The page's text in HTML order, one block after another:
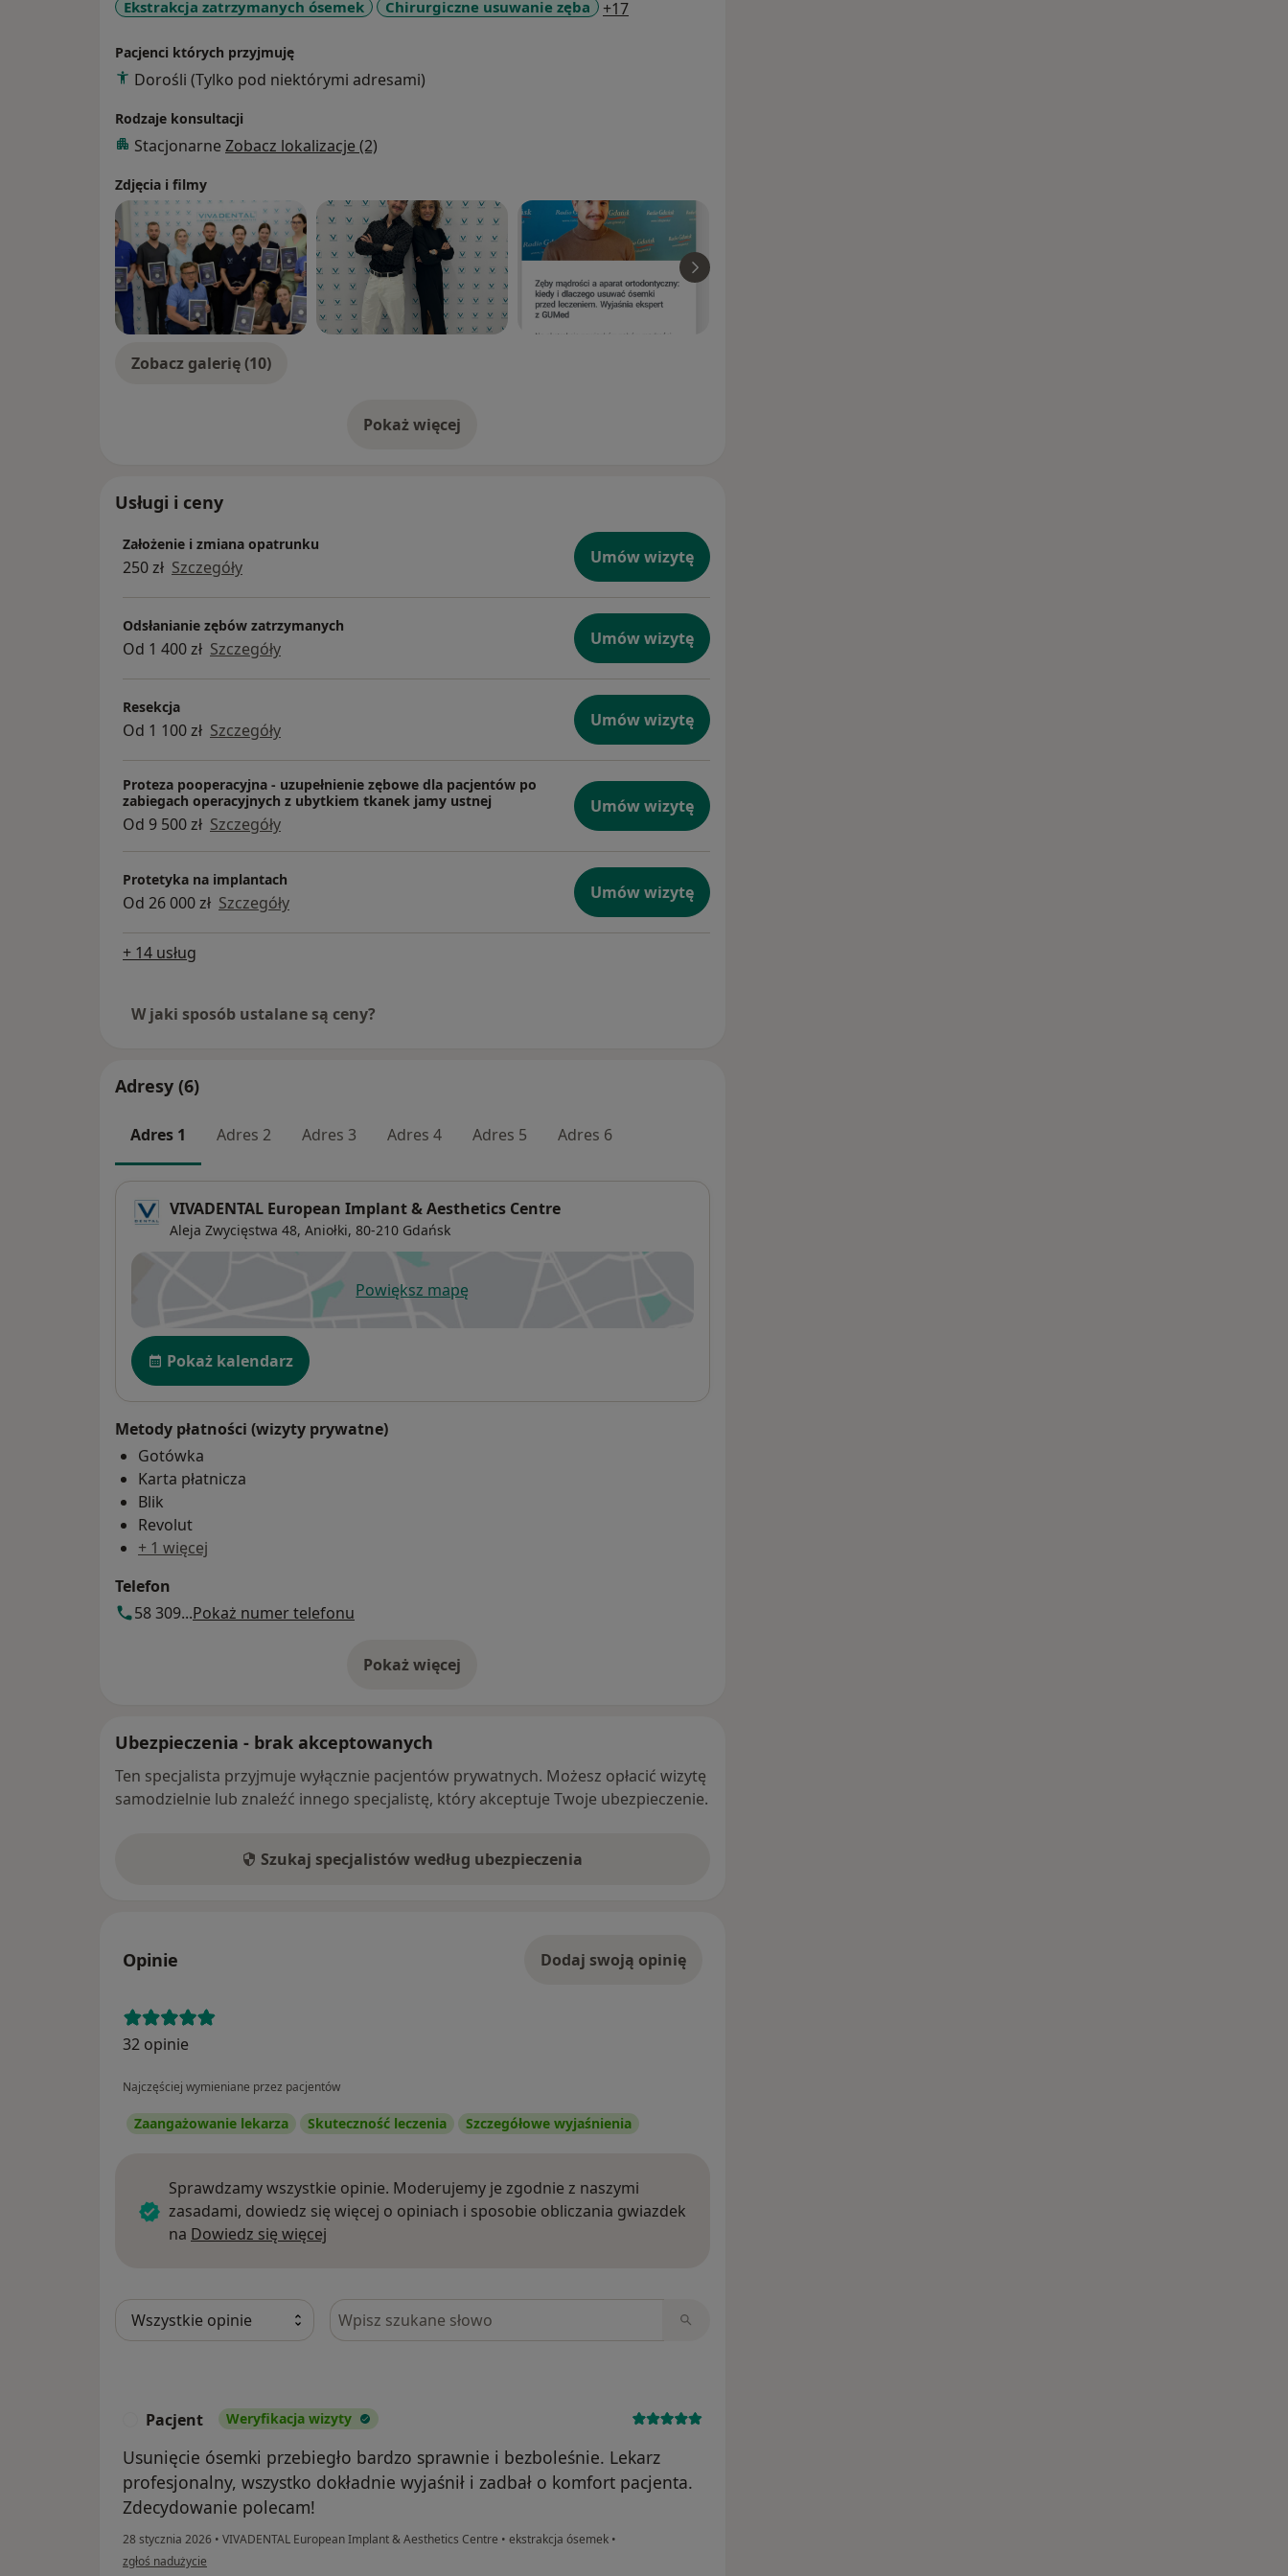
Ekstrakcja zatrzymanych ósemek
Chirurgiczne usuwanie zęba +17a11y_sr_more_diseases
Pacjenci których przyjmuję
Dorośli (Tylko pod niektórymi adresami)
Rodzaje konsultacji
Stacjonarne Zobacz lokalizacje (2)
Zdjęcia i filmy
Zobacz galerię (10)
Pokaż więcejo doświadczeniu
Usługi i ceny
Założenie i zmiana opatrunku
250 zł Szczegóły Umów wizytę
Odsłanianie zębów zatrzymanych
Od 1 400 zł Szczegóły Umów wizytę
Resekcja
Od 1 100 zł Szczegóły Umów wizytę
Proteza pooperacyjna - uzupełnienie zębowe dla pacjentów po
zabiegach operacyjnych z ubytkiem tkanek jamy ustnej
Od 9 500 zł Szczegóły
Umów wizytę
Protetyka na implantach
Od 26 000 zł Szczegóły Umów wizytę
+ 14 usług
W jaki sposób ustalane są ceny?
Adresy (6)
Adres 1 Adres 2 Adres 3 Adres 4 Adres 5 Adres 6
VIVADENTAL European Implant & Aesthetics Centre
Aleja Zwycięstwa 48, Aniołki, 80-210 Gdańsk
Powiększ mapęotwiera się w nowej karcie
Dostępność
Pokaż kalendarz
Metody płatności (wizyty prywatne)
Gotówka
Karta płatnicza
Blik
Revolut
+ 1 więcej
Telefon
58 309...Pokaż numer telefonu
Pokaż więcej
o adresie
Ubezpieczenia - brak akceptowanych
Ten specjalista przyjmuje wyłącznie pacjentów prywatnych. Możesz opłacić wizytę
samodzielnie lub znaleźć innego specjalistę, który akceptuje Twoje ubezpieczenie.
Szukaj specjalistów według ubezpieczenia
Opinie Dodaj swoją opinię
32 opinie
Najczęściej wymieniane przez pacjentów
Zaangażowanie lekarza Skuteczność leczenia Szczegółowe wyjaśnienia
Sprawdzamy wszystkie opinie. Moderujemy je zgodnie z naszymi
zasadami, dowiedz się więcej o opiniach i sposobie obliczania gwiazdek
na Dowiedz się więcej
Szukaj w opiniach
Pacjent Weryfikacja wizyty
Usunięcie ósemki przebiegło bardzo sprawnie i bezboleśnie. Lekarz
profesjonalny, wszystko dokładnie wyjaśnił i zadbał o komfort pacjenta.
Zdecydowanie polecam!
28 stycznia 2026 • VIVADENTAL European Implant & Aesthetics Centre • ekstrakcja ósemek •
w opinii użytkownika Pacjent
zgłoś nadużycie